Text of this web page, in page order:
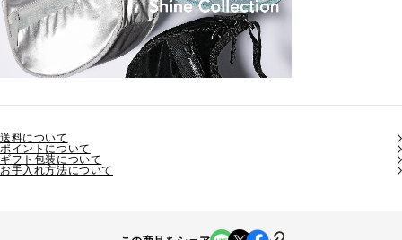
送料について
ポイントについて
ギフト包装について
お手入れ方法について